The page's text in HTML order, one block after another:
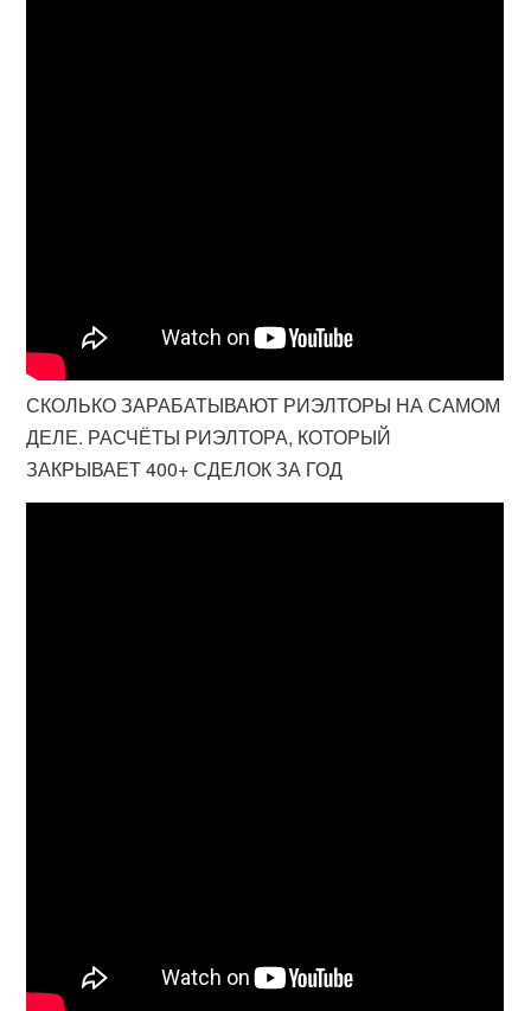
СКОЛЬКО ЗАРАБАТЫВАЮТ РИЭЛТОРЫ НА САМОМ
ДЕЛЕ. РАСЧЁТЫ РИЭЛТОРА, КОТОРЫЙ
ЗАКРЫВАЕТ 400+ СДЕЛОК ЗА ГОД